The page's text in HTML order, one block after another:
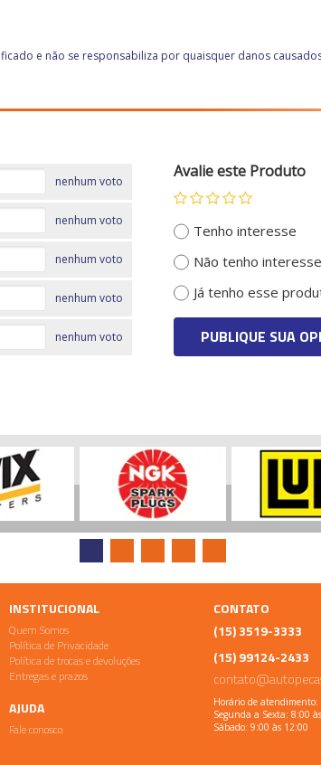
e não se responsabiliza por quaisquer danos
nenhum voto
nenhum voto
nenhum voto
nenhum voto
nenhum voto
Avalie este Produto
Tenho interesse
Não tenho interesse
Já tenho esse
PUBLIQUE SUA
INSTITUCIONAL
Quem Somos
Política de Privacidade
Política de trocas e devoluções
Entregas e prazos
AJUDA
Fale conosco
CONTATO
(15) 3519-3333
(15) 99124-2433
Horário de atendimento:
Segunda a Sexta: 8:00
Sábado: 9:00 às 12:00